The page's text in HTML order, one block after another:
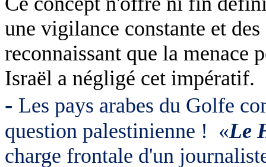
une vigilance constante et
reconnaissant que la menace
Israël a négligé cet impératif.
- Les pays arabes du Golfe
question palestinienne ! «Le
charge frontale d'un